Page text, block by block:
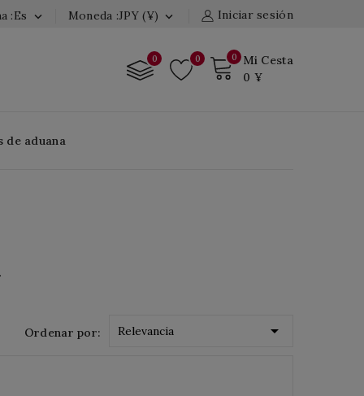
Iniciar sesión
Moneda :JPY (¥) 
:es 
0
Mi Cesta
0 ¥
0
0
de aduana
Ordenar por: Relevancia 